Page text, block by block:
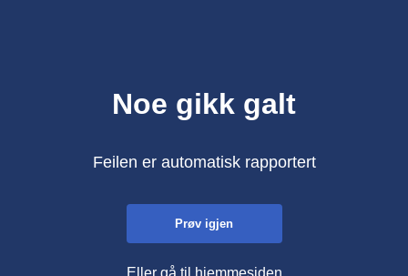
Noe gikk galt
Feilen er automatisk rapportert
Prøv igjen
Eller gå til hjemmesiden